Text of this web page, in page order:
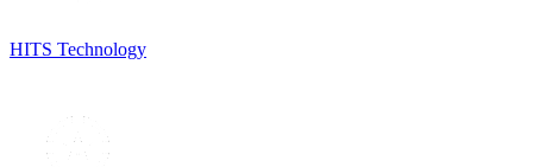
HITS Technology